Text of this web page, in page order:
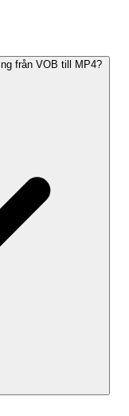
från VOB till MP4?